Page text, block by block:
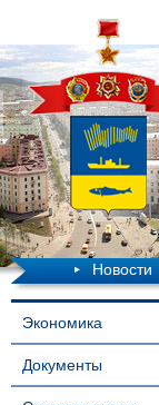
Новости
Экономика
Документы